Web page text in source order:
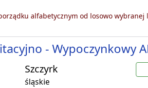
alfabetycznym od losowo wybranej
- Wypoczynkowy
Szczyrk
śląskie